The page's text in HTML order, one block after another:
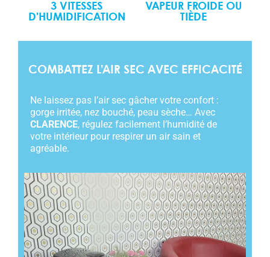
3 VITESSES
D'HUMIDIFICATION
VAPEUR FROIDE OU
TIÈDE
COMBATTEZ L’AIR SEC AVEC EFFICACITÉ
Ne laissez pas l’air sec gâcher votre confort :
gorge irritée, nez bouché, peau sèche… Avec
CLARENCE, régulez facilement l’humidité de
votre intérieur pour respirer un air sain et
agréable.